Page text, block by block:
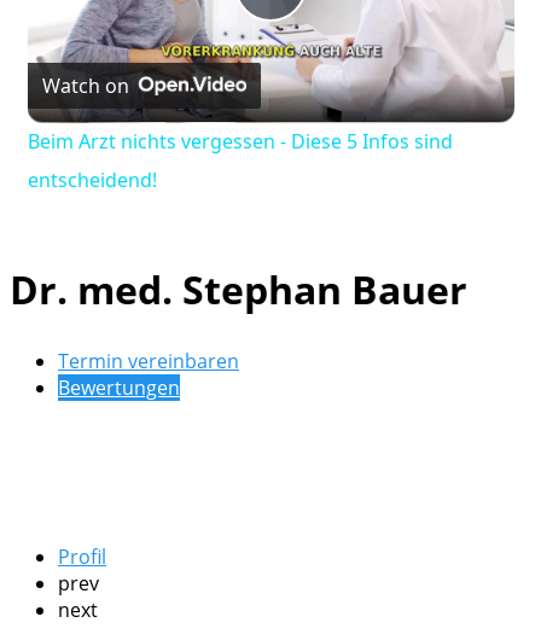
Play
Video
Watch on
Beim Arzt nichts vergessen - Diese 5 Infos sind
entscheidend!
Dr. med. Stephan Bauer
Termin vereinbaren
Bewertungen
Profil
prev
next